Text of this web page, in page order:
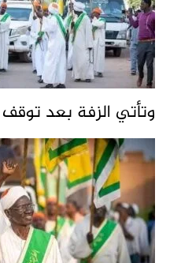
وتأتي الزفة بعد